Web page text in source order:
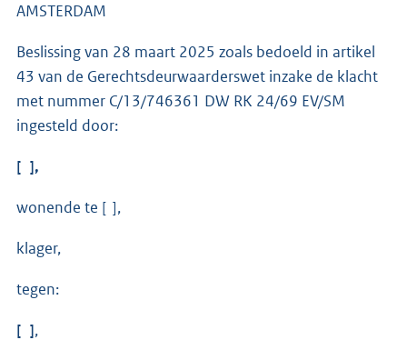
AMSTERDAM
Beslissing van 28 maart 2025 zoals bedoeld in artikel
43 van de Gerechtsdeurwaarderswet inzake de klacht
met nummer C/13/746361 DW RK 24/69 EV/SM
ingesteld door:
[ ],
wonende te [ ],
klager,
tegen:
[ ],